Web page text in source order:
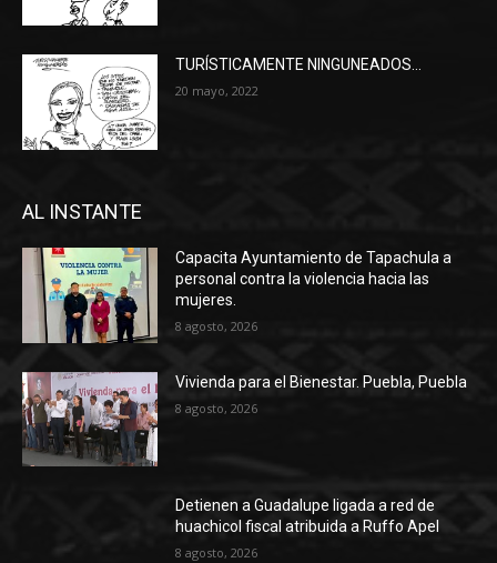
TURÍSTICAMENTE NINGUNEADOS…
20 mayo, 2022
AL INSTANTE
Capacita Ayuntamiento de Tapachula a
personal contra la violencia hacia las
mujeres.
8 agosto, 2026
Vivienda para el Bienestar. Puebla, Puebla
8 agosto, 2026
Detienen a Guadalupe ligada a red de
huachicol fiscal atribuida a Ruffo Apel
8 agosto, 2026